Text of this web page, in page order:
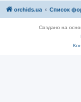
orchids.ua Список
Создано на